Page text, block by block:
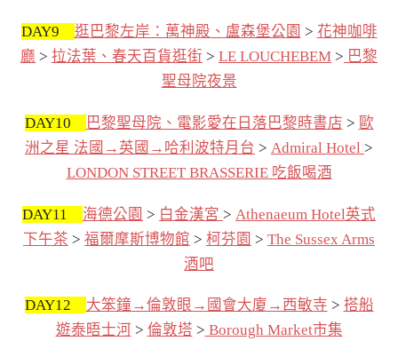
DAY9 逛巴黎左岸：萬神殿、盧森堡公園 > 花神咖啡
廳 > 拉法葉、春天百貨逛街 > LE LOUCHEBEM > 巴黎
聖母院夜景
DAY10 巴黎聖母院、電影愛在日落巴黎時書店 > 歐
洲之星 法國→英國→哈利波特月台 > Admiral Hotel >
LONDON STREET BRASSERIE 吃飯喝酒
DAY11 海德公園 > 白金漢宮 > Athenaeum Hotel英式
下午茶 > 福爾摩斯博物館 > 柯芬園 > The Sussex Arms
酒吧
DAY12 大笨鐘→倫敦眼→國會大廈→西敏寺 > 搭船
遊泰晤士河 > 倫敦塔 > Borough Market市集